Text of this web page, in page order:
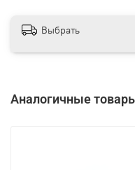
Выбрать
Аналогичные